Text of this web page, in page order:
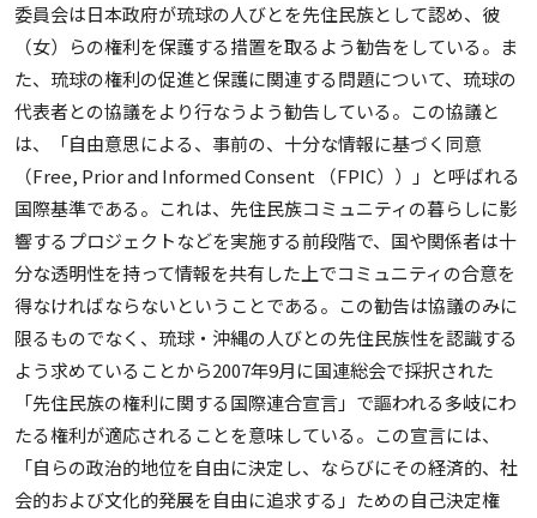
委員会は日本政府が琉球の人びとを先住民族として認め、彼
（女）らの権利を保護する措置を取るよう勧告をしている。ま
た、琉球の権利の促進と保護に関連する問題について、琉球の
代表者との協議をより行なうよう勧告している。この協議と
は、「自由意思による、事前の、十分な情報に基づく同意
（Free, Prior and Informed Consent （FPIC））」と呼ばれる
国際基準である。これは、先住民族コミュニティの暮らしに影
響するプロジェクトなどを実施する前段階で、国や関係者は十
分な透明性を持って情報を共有した上でコミュニティの合意を
得なければならないということである。この勧告は協議のみに
限るものでなく、琉球・沖縄の人びとの先住民族性を認識する
よう求めていることから2007年9月に国連総会で採択された
「先住民族の権利に関する国際連合宣言」で謳われる多岐にわ
たる権利が適応されることを意味している。この宣言には、
「自らの政治的地位を自由に決定し、ならびにその経済的、社
会的および文化的発展を自由に追求する」ための自己決定権